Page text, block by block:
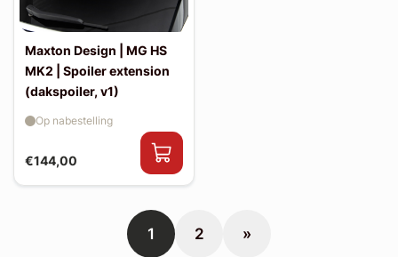
Maxton Design | MG HS
MK2 | Spoiler extension
(dakspoiler, v1)
€144,00
Op nabestelling
1 2 »